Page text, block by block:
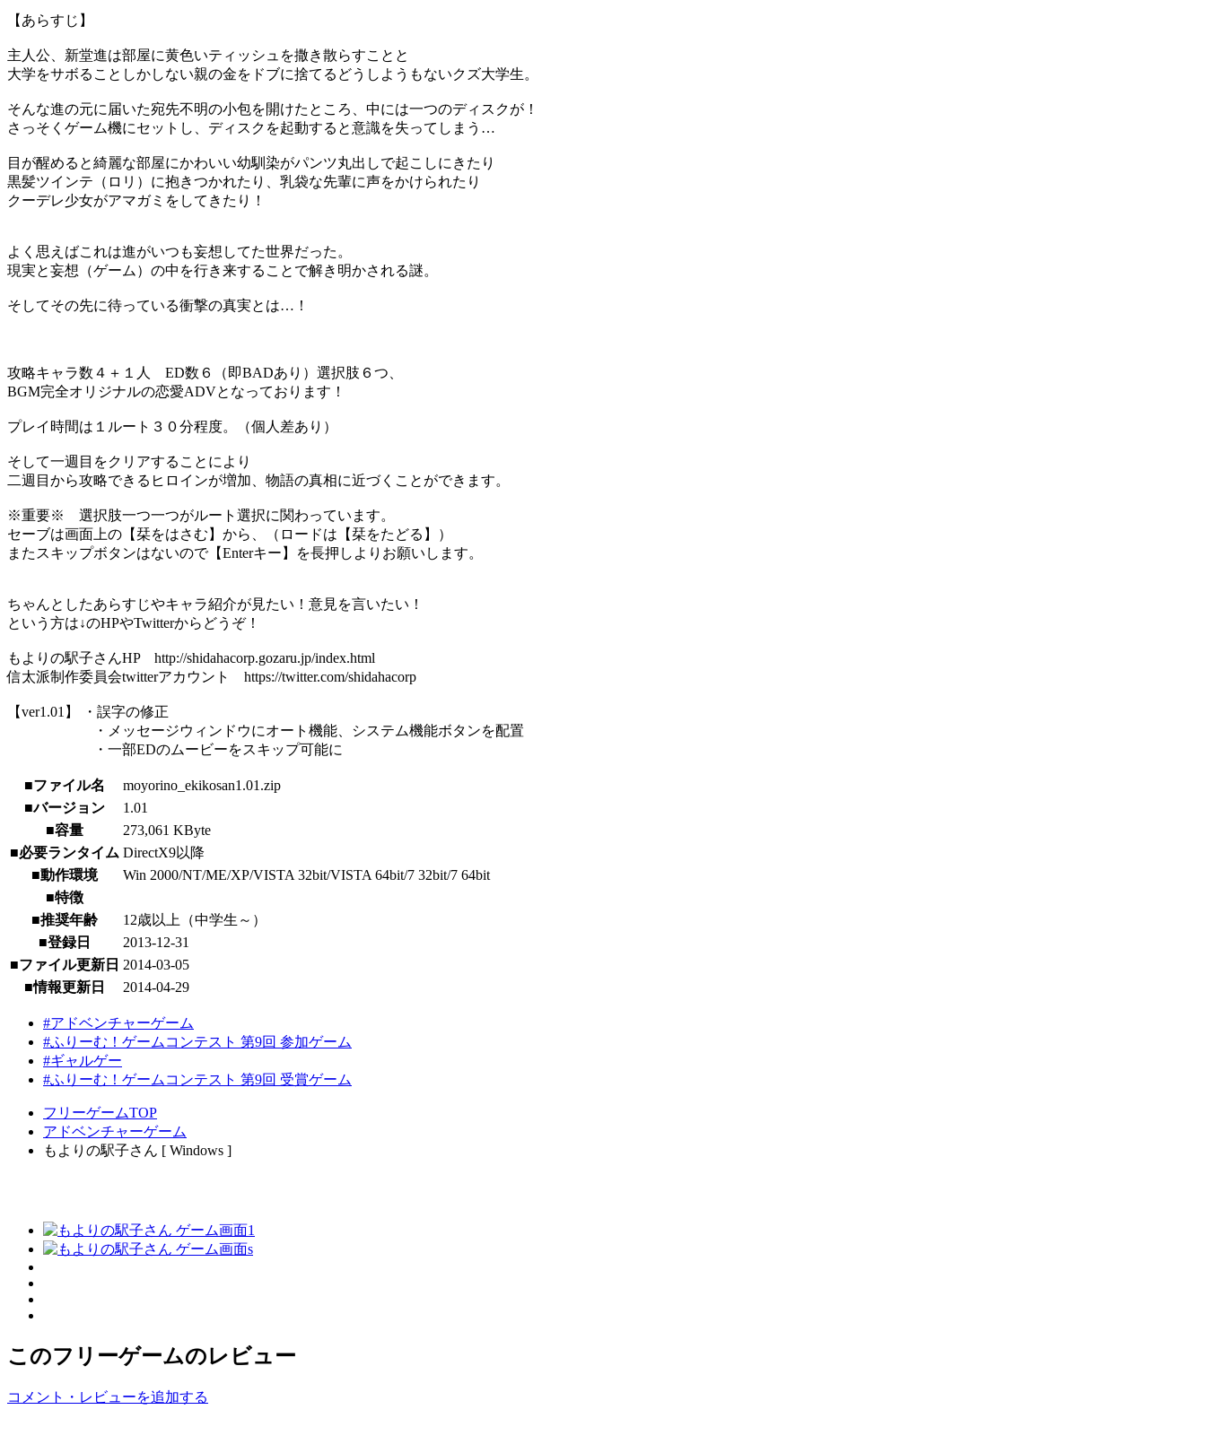
【あらすじ】
主人公、新堂進は部屋に黄色いティッシュを撒き散らすことと
大学をサボることしかしない親の金をドブに捨てるどうしようもないクズ大学生。
そんな進の元に届いた宛先不明の小包を開けたところ、中には一つのディスクが！
さっそくゲーム機にセットし、ディスクを起動すると意識を失ってしまう…
目が醒めると綺麗な部屋にかわいい幼馴染がパンツ丸出しで起こしにきたり
黒髪ツインテ（ロリ）に抱きつかれたり、乳袋な先輩に声をかけられたり
クーデレ少女がアマガミをしてきたり！
よく思えばこれは進がいつも妄想してた世界だった。
現実と妄想（ゲーム）の中を行き来することで解き明かされる謎。
そしてその先に待っている衝撃の真実とは…！
攻略キャラ数４＋１人 ED数６（即BADあり）選択肢６つ、
BGM完全オリジナルの恋愛ADVとなっております！
プレイ時間は１ルート３０分程度。（個人差あり）
そして一週目をクリアすることにより
二週目から攻略できるヒロインが増加、物語の真相に近づくことができます。
※重要※ 選択肢一つ一つがルート選択に関わっています。
セーブは画面上の【栞をはさむ】から、（ロードは【栞をたどる】）
またスキップボタンはないので【Enterキー】を長押しよりお願いします。
ちゃんとしたあらすじやキャラ紹介が見たい！意見を言いたい！
という方は↓のHPやTwitterからどうぞ！
もよりの駅子さんHP http://shidahacorp.gozaru.jp/index.html
信太派制作委員会twitterアカウント https://twitter.com/shidahacorp
【ver1.01】 ・誤字の修正
・メッセージウィンドウにオート機能、システム機能ボタンを配置
・一部EDのムービーをスキップ可能に
■ファイル名
moyorino_ekikosan1.01.zip
■バージョン
1.01
■容量
273,061 KByte
■必要ランタイム DirectX9以降
■動作環境
Win 2000/NT/ME/XP/VISTA 32bit/VISTA 64bit/7 32bit/7 64bit
■特徴
■推奨年齢
12歳以上（中学生～）
■登録日
2013-12-31
■ファイル更新日 2014-03-05
■情報更新日
2014-04-29
#アドベンチャーゲーム
#ふりーむ！ゲームコンテスト 第9回 参加ゲーム
#ギャルゲー
#ふりーむ！ゲームコンテスト 第9回 受賞ゲーム
フリーゲームTOP
アドベンチャーゲーム
もよりの駅子さん [ Windows ]
このフリーゲームのレビュー
コメント・レビューを追加する